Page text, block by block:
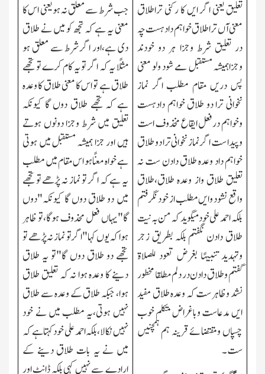
تعلیق یعنی اگر ایں کا رکنی تراطلاق
معنی آں ترا طلاق خواہم دادہست چہ
در تعلیق شرط وجزا ہر دو خودند
وجزاہمیشہ مستقبل مے شود ولو معنی
پس دریں مقام مطلب اگر نماز
نخوانی ترا دو طلاق خواہم دادہست
وخواہم درفعل ایقاع مخذوف است
وپیدا ست اگر نماز نخوانی ترا دو طلاق
خواہم داد وعدہ طلاق دادن ست نہ
تعلیق طلاق واز وعدہ طلاق،طلاق
واقع نشود وایں مطلب از خود نگرفتم
بلکہ احمدعلی خود میگوید کہ من بہ نیت
طلاق دادن نگفتم بلکہ بطریق زجر
وتہدید تنبیہًا بغرض تعود للصلاۃ
گفتم وطلاق دادن در دلم مطلقا مخطور
نشد وظاہر ست کہ وعدہ طلاق مفید
ایں مدعاست وباغراض متکلم خوب
چسپاں ومقتضائے قرینہ ہم ہمچنیں
ست۔
جب شرط سے معلق نہ ہو یعنی اس کا
معنی یہ ہے کہ تجھ کو میں نے طلاق
دی ہے،اور اگر شرط سے معلق ہو
مثلًا یہ کہ اگر تو یہ کام کرے تو تجھے
طلاق ہے تو اس کا معنی طلاق کا وعدہ
ہے کہ تجھے طلاق دوں گا کیونکہ
تعلیق میں شرط وجزا دونوں ہوتے
ہیںاور جزا ہمیشہ مستقبل میں ہوتی
ہے خواہ معنًا ہو اس مقام میں مطلب
یہ ہے کہ اگر تو نماز نہ پڑھے تو تجھے
میں دو طلاق دوں گا کیونکہ"دوں
گا"یہاں فعل محذوف ہوگا،تو ظاہر
ہوا کہ یوں کہا"اگر تو نماز نہ پڑھے تو
تجھے دو طلاق دوں گا"تو یہ طلاق
دینے کا وعدہ ہوا نہ کہ تعلیق طلاق
ہوا، جبکہ طلاق کے وعدہ سے طلاق
نہیں ہوتی،یہ مطلب میں نے خود
نہیںنکالا،بلکہ احمد علی خود کہتا ہے کہ
میں نے یہ بات طلاق دینے کے
ارادےسےنہیں کہیبلکہ ڈانٹ اور